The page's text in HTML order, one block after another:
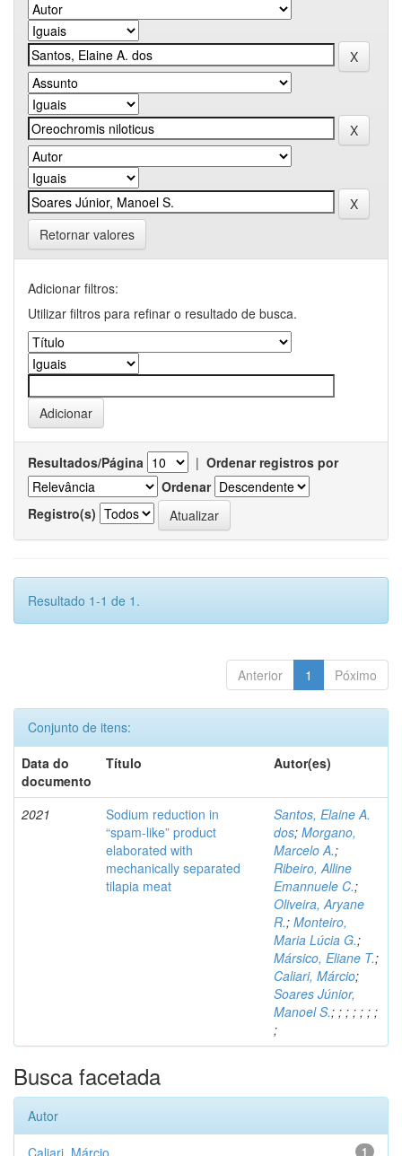
Retornar valores
Adicionar filtros:
Utilizar filtros para refinar o resultado de busca.
Resultados/Página | Ordenar registros por
Ordenar
Registro(s)
Resultado 1-1 de 1.
Anterior 1 Póximo
Conjunto de itens:
Data do
documento
Título Autor(es)
2021
Sodium reduction in
“spam-like” product
elaborated with
mechanically separated
tilapia meat
Santos, Elaine A.
dos; Morgano,
Marcelo A.;
Ribeiro, Alline
Emannuele C.;
Oliveira, Aryane
R.; Monteiro,
Maria Lúcia G.;
Mársico, Eliane T.;
Caliari, Márcio;
Soares Júnior,
Manoel S.; ; ; ; ; ; ;
;
Busca facetada
Autor
1